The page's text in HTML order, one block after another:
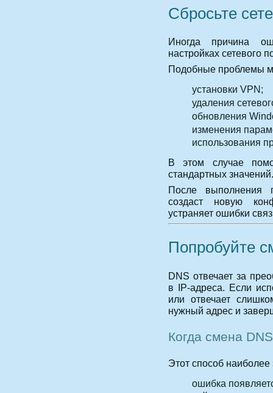
Сбросьте
Иногда причина
настройках сетевого
Подобные проблемы
установки VPN;
удаления
обновления
изменения
использования
В этом случае
стандартных значений.
После выполнения
создаст новую
устраняет ошибки
Попробуйте
DNS отвечает за
в IP-адреса. Если
или отвечает
нужный адрес и
Когда смена
Этот способ
ошибка